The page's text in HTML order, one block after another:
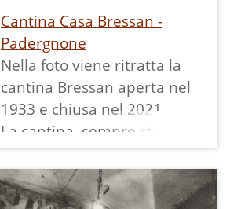
Cantina Casa Bressan -
Padergnone
Nella foto viene ritratta la
cantina Bressan aperta nel
1933 e chiusa nel 2021.
La cantina, sempre stata
un attività di famiglia,
apparteneva ai fratelli
Bressan.